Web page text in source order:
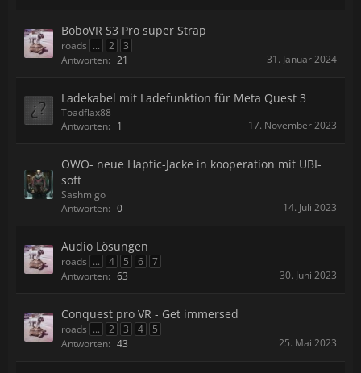
BoboVR S3 Pro super Strap
roads ... 2
3
Antworten: 21 31. Januar 2024
Ladekabel mit Ladefunktion für Meta Quest 3
Toadflax88
Antworten: 1 17. November 2023
OWO- neue Haptic-Jacke in kooperation mit UBI-
soft
Sashmigo
Antworten: 0 14. Juli 2023
Audio Lösungen
roads ... 4 5 6
7
Antworten: 63 30. Juni 2023
Conquest pro VR - Get immersed
roads ... 2 3 4
5
Antworten: 43 25. Mai 2023